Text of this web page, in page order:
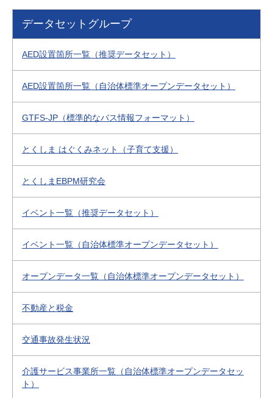
データセットグループ
AED設置箇所一覧（推奨データセット）
AED設置箇所一覧（自治体標準オープンデータセット）
GTFS-JP（標準的なバス情報フォーマット）
とくしま はぐくみネット（子育て支援）
とくしまEBPM研究会
イベント一覧（推奨データセット）
イベント一覧（自治体標準オープンデータセット）
オープンデータ一覧（自治体標準オープンデータセット）
不動産と税金
交通事故発生状況
介護サービス事業所一覧（自治体標準オープンデータセッ
ト）